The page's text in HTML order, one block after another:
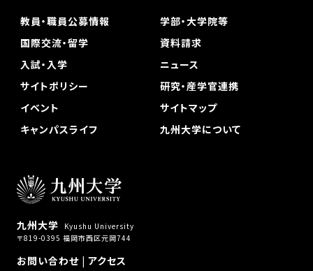
九州大学
Kyushu University
〒819-0395 福岡市西区元岡744
お問い合わせ| アクセス
教員・職員公募情報
学部・大学院等
国際交流・留学
資料請求
入試・入学
ニュース
サイトポリシー
研究・産学官連携
イベント
サイトマップ
キャンパスライフ
九州大学について